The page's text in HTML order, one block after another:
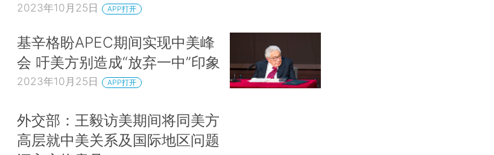
2023年10月25日 APP打开
基辛格盼APEC期间实现中美峰
会 吁美方别造成“放弃一中”印象
2023年10月25日 APP打开
外交部：王毅访美期间将同美方
高层就中美关系及国际地区问题